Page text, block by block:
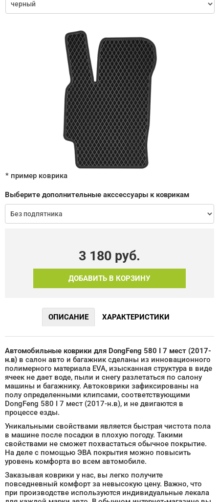
* пример коврика
Выберите дополнительные акссессуары к коврикам
3 180 руб.
ДОБАВИТЬ В КОРЗИНУ
ОПИСАНИЕ ХАРАКТЕРИСТИКИ
Автомобильные коврики для DongFeng 580 I 7 мест (2017-
н.в) в салон авто и багажник сделаны из инновационного
полимерного материала EVA, изысканная структура в виде
ячеек не дает воде, пыли и снегу разлетаться по салону
машины и багажнику. Автоковрики зафиксированы на
полу определенными клипсами, соответствующими
DongFeng 580 I 7 мест (2017-н.в), и не двигаются в
процессе езды.
Уникальными свойствами является быстрая чистота пола
в машине после посадки в плохую погоду. Такими
свойствами не сможет похвастаться обычное покрытие.
На деле с помощью ЭВА покрытия можно повысить
уровень комфорта во всем автомобиле.
Заказывая коврики у нас, вы легко получите
повседневный комфорт за невысокую цену. Важно, что
при производстве используются индивидуальные лекала